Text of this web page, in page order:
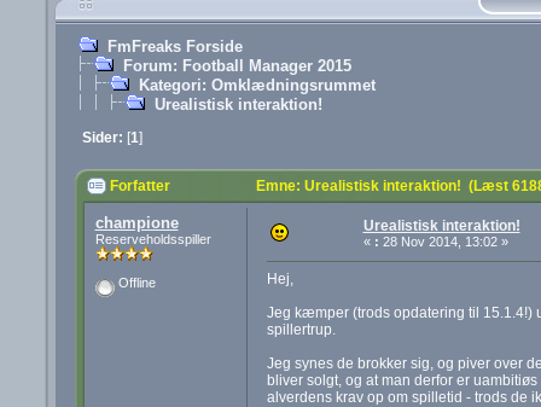
FmFreaks Forside
Forum: Football Manager 2015
Kategori: Omklædningsrummet
Urealistisk interaktion!
Sider: [1]
Forfatter Emne: Urealistisk interaktion! (Læst
champione
Reserveholdsspiller
Offline
Urealistisk interaktion!
« : 28 Nov 2014, 13:02 »
Hej,
Jeg kæmper (trods opdatering til 15.1.4!)
spillertrup.
Jeg synes de brokker sig, og piver over
bliver solgt, og at man derfor er
alverdens krav op om spilletid - trods de